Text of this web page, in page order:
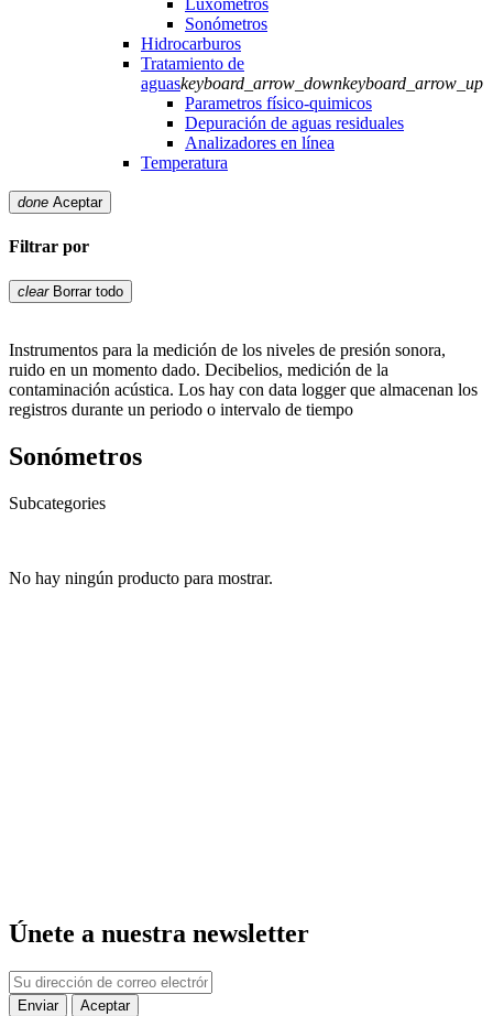
Sonómetros
Hidrocarburos
Tratamiento de
aguaskeyboard_arrow_downkeyboard_arrow_up
Parametros físico-quimicos
Depuración de aguas residuales
Analizadores en línea
Temperatura
done Aceptar
Filtrar por
clear Borrar todo
Instrumentos para la medición de los niveles de presión sonora,
ruido en un momento dado. Decibelios, medición de la
contaminación acústica. Los hay con data logger que almacenan los
registros durante un periodo o intervalo de tiempo
Sonómetros
Subcategories
No hay ningún producto para mostrar.
Únete a nuestra newsletter